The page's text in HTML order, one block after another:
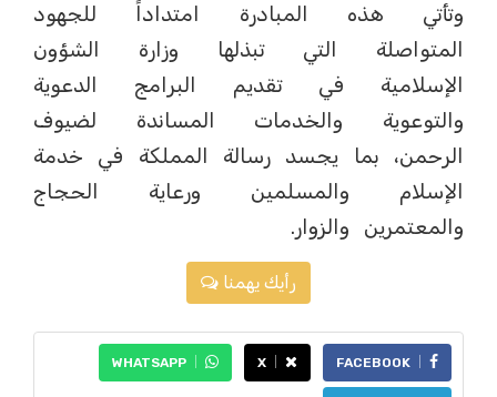
وتأتي هذه المبادرة امتداداً للجهود
المتواصلة التي تبذلها وزارة الشؤون
الإسلامية في تقديم البرامج الدعوية
والتوعوية والخدمات المساندة لضيوف
الرحمن، بما يجسد رسالة المملكة في خدمة
الإسلام والمسلمين ورعاية الحجاج
والمعتمرين والزوار.
رأيك يهمنا
FACEBOOK
X
WHATSAPP